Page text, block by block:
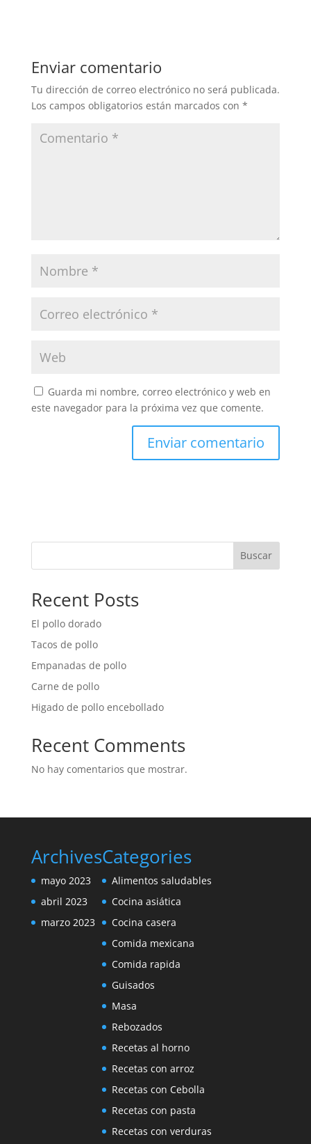
Enviar comentario
Tu dirección de correo electrónico no será publicada.
Los campos obligatorios están marcados con *
Guarda mi nombre, correo electrónico y web en
este navegador para la próxima vez que comente.
Buscar
Recent Posts
El pollo dorado
Tacos de pollo
Empanadas de pollo
Carne de pollo
Higado de pollo encebollado
Recent Comments
No hay comentarios que mostrar.
Archives
mayo 2023
abril 2023
marzo 2023
Categories
Alimentos saludables
Cocina asiática
Cocina casera
Comida mexicana
Comida rapida
Guisados
Masa
Rebozados
Recetas al horno
Recetas con arroz
Recetas con Cebolla
Recetas con pasta
Recetas con verduras